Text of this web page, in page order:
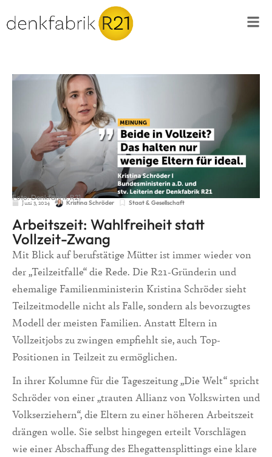
Foto: Denkfabrik R21
Juni 3, 2024 Kristina Schröder Staat & Gesellschaft
Arbeitszeit: Wahlfreiheit statt
Vollzeit-Zwang
Mit Blick auf berufstätige Mütter ist immer wieder von
der „Teilzeitfalle“ die Rede. Die R21-Gründerin und
ehemalige Familienministerin Kristina Schröder sieht
Teilzeitmodelle nicht als Falle, sondern als bevorzugtes
Modell der meisten Familien. Anstatt Eltern in
Vollzeitjobs zu zwingen empfiehlt sie, auch Top-
Positionen in Teilzeit zu ermöglichen.
In ihrer Kolumne für die Tageszeitung „Die Welt“ spricht
Schröder von einer „trauten Allianz von Volkswirten und
Volkserziehern“, die Eltern zu einer höheren Arbeitszeit
drängen wolle. Sie selbst hingegen erteilt Vorschlägen
wie einer Abschaffung des Ehegattensplittings eine klare